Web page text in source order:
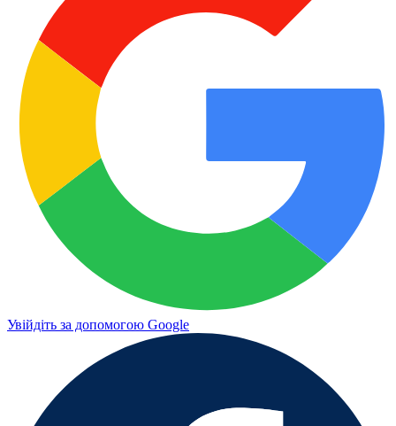
Увійдіть за допомогою Google